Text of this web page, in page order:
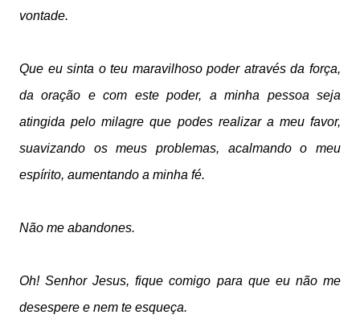
vontade.
Que eu sinta o teu maravilhoso poder através da força,
da oração e com este poder, a minha pessoa seja
atingida pelo milagre que podes realizar a meu favor,
suavizando os meus problemas, acalmando o meu
espírito, aumentando a minha fé.
Não me abandones.
Oh! Senhor Jesus, fique comigo para que eu não me
desespere e nem te esqueça.